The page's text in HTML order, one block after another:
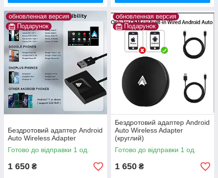
обновленная версия
Подарунок
Бездротовий адаптер Android
Auto Wireless Adapter
Готово до відправки 1 од.
1 650 ₴
обновленная версия
Подарунок
Бездротовий адаптер Android
Auto Wireless Adapter
(круглий)
Готово до відправки 1 од.
1 650 ₴